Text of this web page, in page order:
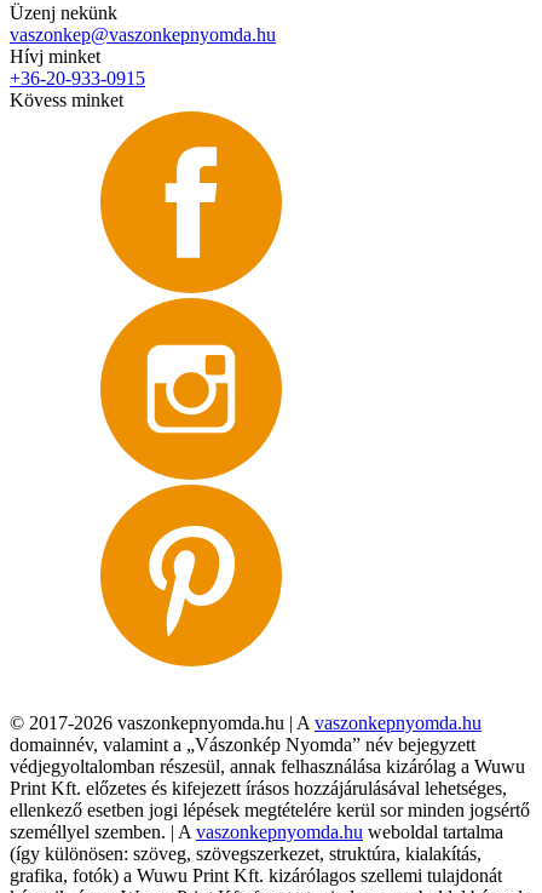
Üzenj nekünk
vaszonkep@vaszonkepnyomda.hu
Hívj minket
+36-20-933-0915
Kövess minket
© 2017-2026 vaszonkepnyomda.hu | A vaszonkepnyomda.hu
domainnév, valamint a „Vászonkép Nyomda” név bejegyzett
védjegyoltalomban részesül, annak felhasználása kizárólag a Wuwu
Print Kft. előzetes és kifejezett írásos hozzájárulásával lehetséges,
ellenkező esetben jogi lépések megtételére kerül sor minden jogsértő
személlyel szemben. | A vaszonkepnyomda.hu weboldal tartalma
(így különösen: szöveg, szövegszerkezet, struktúra, kialakítás,
grafika, fotók) a Wuwu Print Kft. kizárólagos szellemi tulajdonát